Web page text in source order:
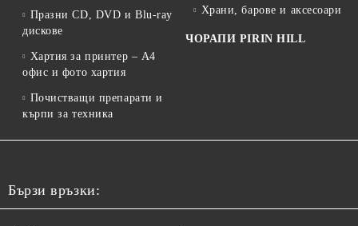
Празни CD, DVD и Blu-ray
дискове
Хартия за принтер – A4
офис и фото хартия
Почистващи препарати и
кърпи за техника
Храни, барове и аксесоари
ЧОРАПИ PIRIN HILL
Бързи връзки: